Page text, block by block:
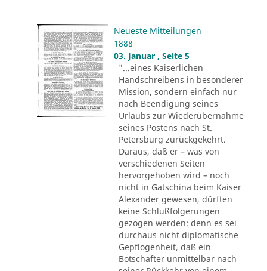
Neueste Mitteilungen
1888
03. Januar , Seite 5
"...eines Kaiserlichen
Handschreibens in besonderer
Mission, sondern einfach nur
nach Beendigung seines
Urlaubs zur Wiederübernahme
seines Postens nach St.
Petersburg zurückgekehrt.
Daraus, daß er – was von
verschiedenen Seiten
hervorgehoben wird – noch
nicht in Gatschina beim Kaiser
Alexander gewesen, dürften
keine Schlußfolgerungen
gezogen werden: denn es sei
durchaus nicht diplomatische
Gepflogenheit, daß ein
Botschafter unmittelbar nach